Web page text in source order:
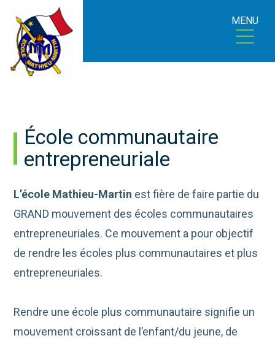
MENU
École communautaire
entrepreneuriale
L’école Mathieu-Martin est fière de faire partie du
GRAND mouvement des écoles communautaires
entrepreneuriales. Ce mouvement a pour objectif
de rendre les écoles plus communautaires et plus
entrepreneuriales.
Rendre une école plus communautaire signifie un
mouvement croissant de l’enfant/du jeune, de